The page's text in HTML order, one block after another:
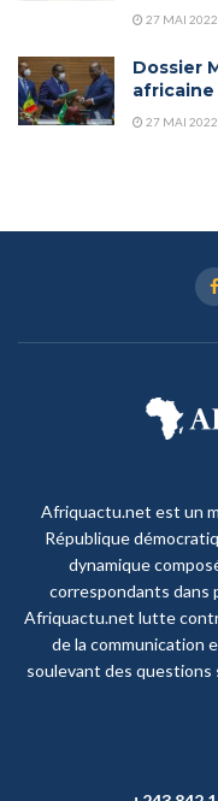
27 MAI 2022
Dossier
africaine
27 MAI 2022
Afriquactu.net est un
République
dynamique
correspondants dans
Afriquactu.net lutte
de la communication
soulevant des questions